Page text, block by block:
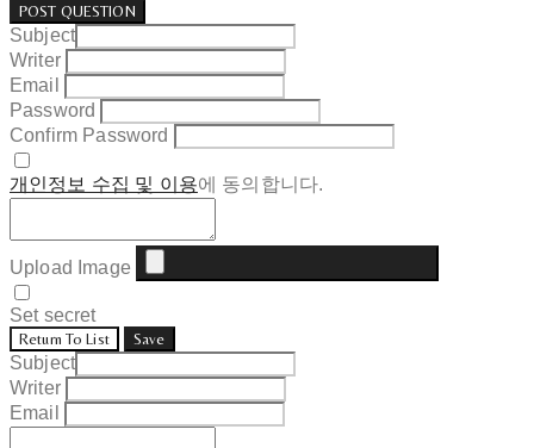
POST QUESTION
Subject
Writer
Email
Password
Confirm Password
개인정보 수집 및 이용에 동의합니다.
Upload Image
Set secret
Return To List Save
Subject
Writer
Email